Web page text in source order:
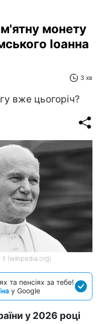
монету
Іоанна
3 хв
вже цьогоріч?
(wikipedia.org)
та пенсіях за тебе!
у Google
у 2026 році